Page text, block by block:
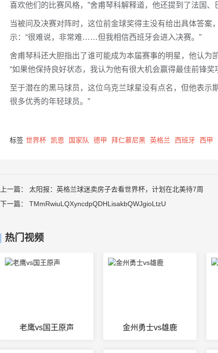
喜欢他们的比赛风格，”舍甫琴科解释道，他还提到了法国
当被问及决赛对阵时，这位前金球奖得主没有给出具体答
示：“很难说，非常难……但我相信西班牙会进入决赛。”
舍甫琴科还大胆指出了谁可能成为本届赛事的明星，他认
“如果他保持良好状态，我认为他有很大机会赢得最佳前锋奖
至于潜在的黑马球员，这位乌克兰球星没有点名，但他表示
很多优秀的年轻球员。”
标签 世界杯 凯恩 国家队 德甲 拜仁慕尼黑 英格兰 西班牙 西甲
上一篇： 太阳报：英格兰球迷卖房子去看世界杯，计划在北美待7周
下一篇： TMmRwiuLQXyncdpQDHLisakbQWJgioLtzU
热门视频
老鹰vs国王原声 金州勇士vs雄鹿